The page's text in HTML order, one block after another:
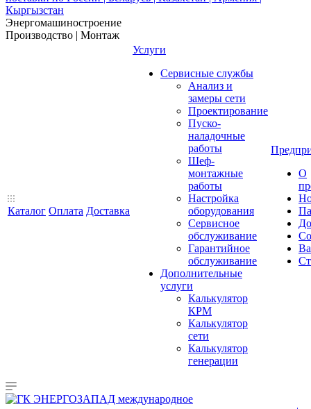
Энергомашиностроение
Производство | Монтаж
Каталог Оплата Доставка
Услуги
Сервисные службы
Анализ и
замеры сети
Проектирование
Пуско-
наладочные
работы
Шеф-
монтажные
работы
Настройка
оборудования
Сервисное
обслуживание
Гарантийное
обслуживание
Дополнительные
услуги
Калькулятор
КРМ
Калькулятор
сети
Калькулятор
генерации
О